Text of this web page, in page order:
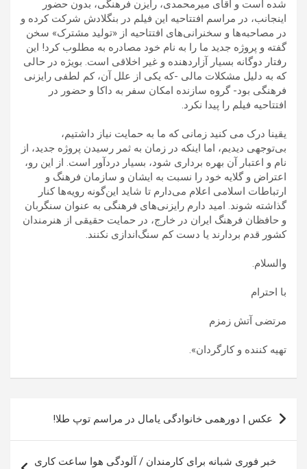
شده است و آقای میرمحمدی، رایزن فرهنگی، بدون حضور
اینجانب، در مراسم افتتاحیه این فیلم در بنگلادش شرکت کرده و
در مصاحبه‌ها و سخنرانی‌های افتتاحیه از «تولید مشترک» سخن
گفته و پروژه جدید ما را به نام خود مصادره به مطلوب کرد! این
رفتار دوگانه بسیار آزاردهنده و غیر اخلاقی است. بویژه در حالی
که به دلیل مشکلات مالی -که یکی از علل آن، کم لطفی رایزنی
فرهنگی بود- گروه سازنده امکان سفر به داکا و حضور در
افتتاحیه فیلم را پیدا نکرد.
یقینا درک می کنید زمانی که ما به حمایت نیاز داشتیم،
بی‌توجهی دیدیم، اما اینکه در زمان به ثمر رسیدن پروژه جدید، از
نام و اعتبار آن بهره ‌برداری شود، بسیار دردآور است. از این رو،
اعتراض و گلایه خود را نسبت به ایشان و سازمان فرهنگ و
ارتباطات اسلامی اعلام می‌دارم تا شاید این‌گونه رویه‌ها کنار
گذاشته شوند. امید دارم رایزنی‌های فرهنگی به عنوان سنگربان
و حافظان فرهنگ ایران در خارج، در حمایت حقیقی از هنرمندان
کشور قدم بردارند یا دست کم سنگ‌اندازی نکنند.
والسلام.
با احترام
مرتضی آتش زمزم
تهیه کننده و کارگردان».
راهبری
نوشته
عکس | دورهمی خانوادگی یامال در مراسم توپ طلا!
خبر فوری شبانه برای کارمندان / آلودگی هوا ساعت کاری